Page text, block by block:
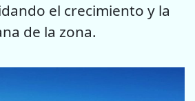
el crecimiento y la
de la zona.